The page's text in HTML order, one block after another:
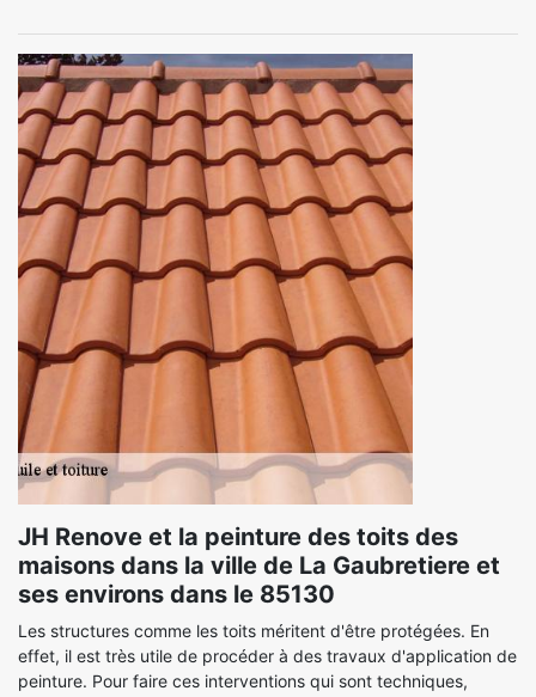
JH Renove et la peinture des toits des
maisons dans la ville de La Gaubretiere et
ses environs dans le 85130
Les structures comme les toits méritent d'être protégées. En
effet, il est très utile de procéder à des travaux d'application de
peinture. Pour faire ces interventions qui sont techniques,